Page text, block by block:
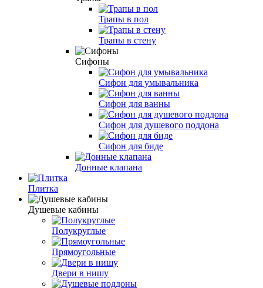
Трапы в пол
Трапы в стену
Сифоны
Сифон для умывальника
Сифон для ванны
Сифон для душевого поддона
Сифон для биде
Донные клапана
Плитка
Душевые кабины
Полукруглые
Прямоугольные
Двери в нишу